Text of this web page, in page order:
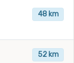
48 km
52 km